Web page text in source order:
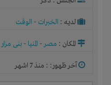
لديـه : الخبرات - الوقت
المكان : مصر- المنيا - بنى مزار
آخر ظهور: : منذ 7 اشهر